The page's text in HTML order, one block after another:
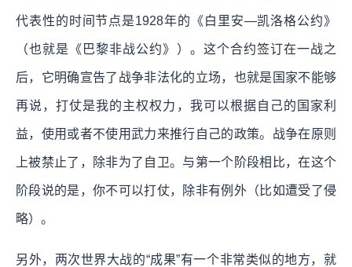
代表性的时间节点是1928年的《白里安—凯洛格公约》
（也就是《巴黎非战公约》）。这个合约签订在一战之
后，它明确宣告了战争非法化的立场，也就是国家不能够
再说，打仗是我的主权权力，我可以根据自己的国家利
益，使用或者不使用武力来推行自己的政策。战争在原则
上被禁止了，除非为了自卫。与第一个阶段相比，在这个
阶段说的是，你不可以打仗，除非有例外（比如遭受了侵
略）。
另外，两次世界大战的“成果”有一个非常类似的地方，就